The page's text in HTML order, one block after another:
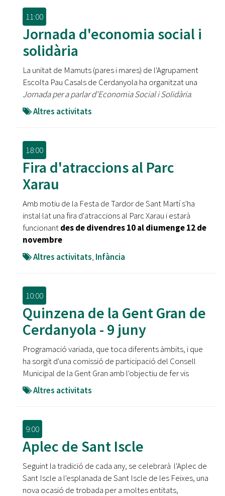
11:00
Jornada d'economia social i
solidària
La unitat de Mamuts (pares i mares) de l'Agrupament
Escolta Pau Casals de Cerdanyola ha organitzat una
Jornada per a parlar d'Economia Social i Solidària.
Altres activitats
18:00
Fira d'atraccions al Parc
Xarau
Amb motiu de la Festa de Tardor de Sant Martí s'ha
instal·lat una fira d'atraccions al Parc Xarau i estarà
funcionantdes de divendres 10 al diumenge 12 de
novembre
Altres activitats, Infància
10:00
Quinzena de la Gent Gran de
Cerdanyola - 9 juny
Programació variada, que toca diferents àmbits, i que
ha sorgit d'una comissió de participació del Consell
Municipal de la Gent Gran amb l'objectiu de fer vis
Altres activitats
9:00
Aplec de Sant Iscle
Seguint la tradició de cada any, se celebrarà l'Aplec de
Sant Iscle a l'esplanada de Sant Iscle de les Feixes, una
nova ocasió de trobada per a moltes entitats,